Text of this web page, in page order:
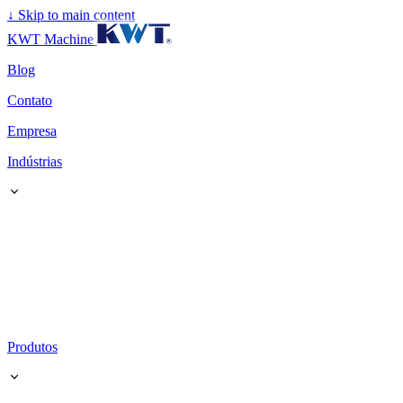
↓ Skip to main content
KWT Machine
Blog
Contato
Empresa
Indústrias
Produtos